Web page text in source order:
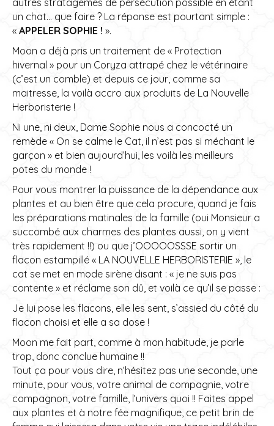
un chat… que faire ? La réponse est pourtant simple :
« APPELER SOPHIE ! ».
Moon a déjà pris un traitement de « Protection
hivernal » pour un Coryza attrapé chez le vétérinaire
(c’est un comble) et depuis ce jour, comme sa
maitresse, la voilà accro aux produits de La Nouvelle
Herboristerie !
Ni une, ni deux, Dame Sophie nous a concocté un
remède « On se calme le Cat, il n’est pas si méchant le
garçon » et bien aujourd’hui, les voilà les meilleurs
potes du monde !
Pour vous montrer la puissance de la dépendance aux
plantes et au bien être que cela procure, quand je fais
les préparations matinales de la famille (oui Monsieur a
succombé aux charmes des plantes aussi, on y vient
très rapidement !!) ou que j’OOOOOSSSE sortir un
flacon estampillé « LA NOUVELLE HERBORISTERIE », le
cat se met en mode sirène disant : « je ne suis pas
contente » et réclame son dû, et voilà ce qu’il se passe :
Je lui pose les flacons, elle les sent, s’assied du côté du
flacon choisi et elle a sa dose !
Moon me fait part, comme à mon habitude, je parle
trop, donc conclue humaine !!
Tout ça pour vous dire, n’hésitez pas une seconde, une
minute, pour vous, votre animal de compagnie, votre
compagnon, votre famille, l’univers quoi !! Faites appel
aux plantes et à notre fée magnifique, ce petit brin de